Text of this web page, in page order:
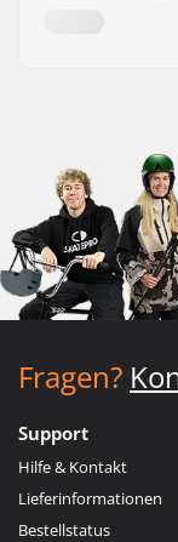
Fragen?
Support
Hilfe & Kontakt
Lieferinformationen
Bestellstatus